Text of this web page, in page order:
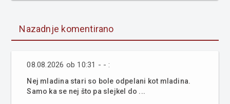
Nazadnje komentirano
08.08.2026 ob 10:31 - - :
Nej mladina stari so bole odpelani kot mladina.
Samo ka se nej što pa slejkel do ...